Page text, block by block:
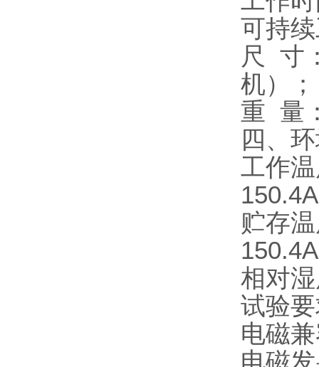
可持
尺 寸
机）；
重 量
四、
工作
贮存
相对
试验
电磁
电磁